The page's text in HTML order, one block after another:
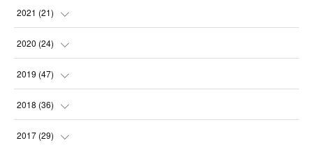
(2
(1
(2
(2
(4
(2
(3
(2
(5
(4
2021 (21)
(4
(3
(4
(2
2020 (24)
(1
(4
(4
2019 (47)
(3
(2
2018 (36)
(2
2017 (29)